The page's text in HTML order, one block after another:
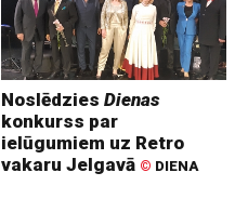
NoslēdziesDienas
konkurss par
ielūgumiem uz Retro
vakaru Jelgavā © DIENA